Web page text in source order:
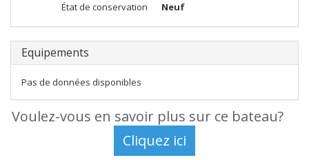
État de conservation
Neuf
Equipements
Pas de données disponibles
Voulez-vous en savoir plus sur ce bateau?